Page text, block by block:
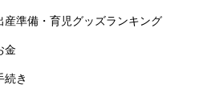
産準備・育児グッズランキング
金
続き